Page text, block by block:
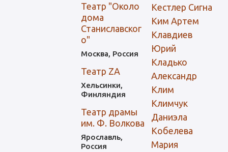
Театр "Около
дома
Станиславског
о"
Москва, Россия
Театр ZA
Хельсинки,
Финляндия
Театр драмы
им. Ф. Волкова
Ярославль,
Россия
Кестлер Сигна
Ким Артем
Клавдиев
Юрий
Кладько
Александр
Клим
Климчук
Даниэла
Кобелева
Мария